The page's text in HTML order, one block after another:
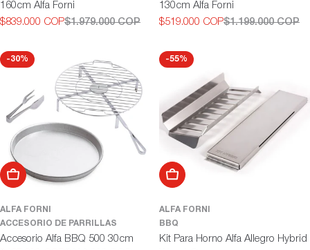
160cm Alfa Forni
Precio
oferta
$839.000 COP
Precio
$1.979.000 COP
130cm Alfa Forni
Precio
oferta
$519.000 COP
Precio
$1.199.000 COP
-30%
Añadir al carrito
ALFA FORNI
ACCESORIO DE PARRILLAS
Accesorio Alfa BBQ 500 30cm
-55%
Añadir al carrito
ALFA FORNI
BBQ
Kit Para Horno Alfa Allegro Hybrid